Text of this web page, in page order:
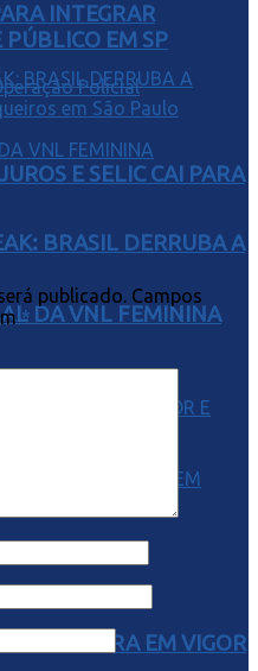
BRASIL DERRUBA A
DA VNL FEMININA
ENTRA EM VIGOR
INTEGRAR
PÚBLICO EM SP
E SELIC CAI PARA
publicado. Campos
*